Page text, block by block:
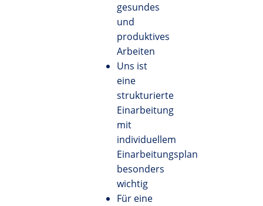
gesundes
und
produktives
Arbeiten
Uns ist
eine
strukturierte
Einarbeitung
mit
individuellem
Einarbeitungsplan
besonders
wichtig
Für eine